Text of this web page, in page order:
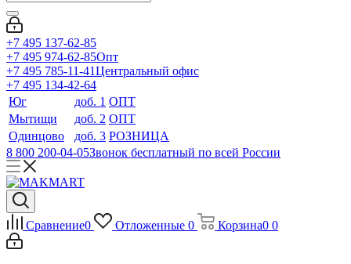
+7 495 137-62-85
+7 495 974-62-85Опт
+7 495 785-11-41Центральный офис
+7 495 134-42-64
Юг
доб. 1 ОПТ
Мытищи
доб. 2 ОПТ
Одинцово
доб. 3 РОЗНИЦА
8 800 200-04-05Звонок бесплатный по всей России
Сравнение0 Отложенные 0 Корзина0 0